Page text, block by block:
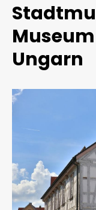
Ungarn